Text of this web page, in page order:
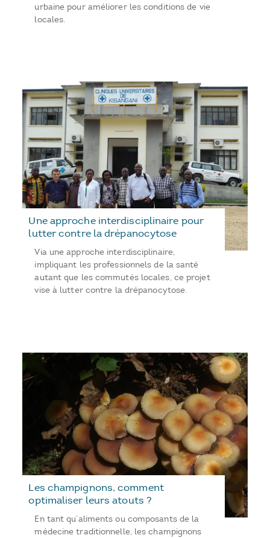
urbaine pour améliorer les conditions de vie
locales.
Une approche interdisciplinaire pour
lutter contre la drépanocytose
Via une approche interdisciplinaire,
impliquant les professionnels de la santé
autant que les commutés locales, ce projet
vise à lutter contre la drépanocytose.
Les champignons, comment
optimaliser leurs atouts ?
En tant qu’aliments ou composants de la
médecine traditionnelle, les champignons